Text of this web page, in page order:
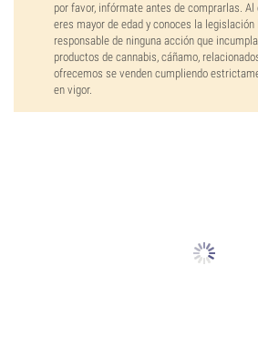
por favor, infórmate antes de comprarlas.
eres mayor de edad y conoces la
responsable de ninguna acción que
productos de cannabis, cáñamo,
ofrecemos se venden cumpliendo
en vigor.